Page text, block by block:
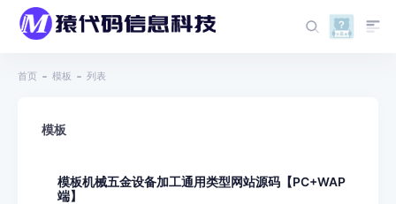
首页 模板 列表
模板
模板机械五金设备加工通用类型网站源码【PC+WAP
端】